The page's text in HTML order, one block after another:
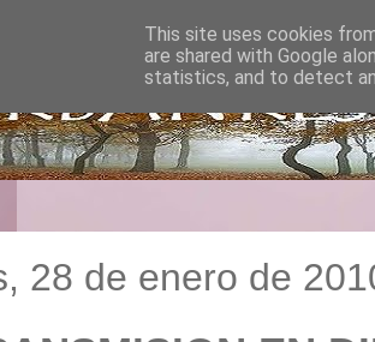
28 de enero de
This site uses cookies
are shared with Google
statistics, and to detect